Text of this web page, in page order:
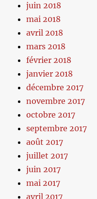
juin 2018
mai 2018
avril 2018
mars 2018
février 2018
janvier 2018
décembre 2017
novembre 2017
octobre 2017
septembre 2017
août 2017
juillet 2017
juin 2017
mai 2017
avril 2017